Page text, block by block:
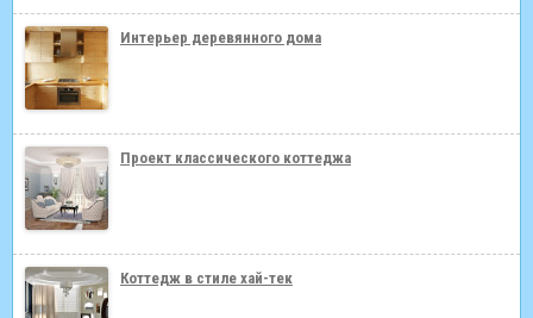
Интерьер деревянного дома
Проект классического коттеджа
Коттедж в стиле хай-тек